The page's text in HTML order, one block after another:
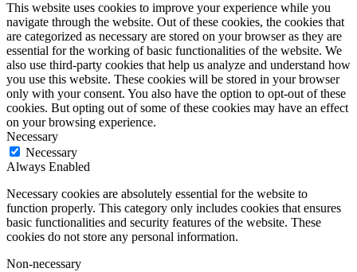
This website uses cookies to improve your experience while you
navigate through the website. Out of these cookies, the cookies that
are categorized as necessary are stored on your browser as they are
essential for the working of basic functionalities of the website. We
also use third-party cookies that help us analyze and understand how
you use this website. These cookies will be stored in your browser
only with your consent. You also have the option to opt-out of these
cookies. But opting out of some of these cookies may have an effect
on your browsing experience.
Necessary
Necessary
Always Enabled
Necessary cookies are absolutely essential for the website to
function properly. This category only includes cookies that ensures
basic functionalities and security features of the website. These
cookies do not store any personal information.
Non-necessary